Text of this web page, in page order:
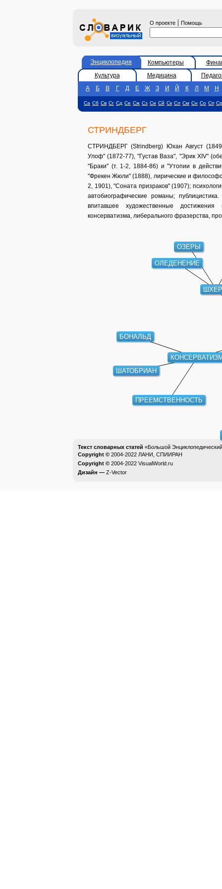
О проекте | Помощь
Энциклопедия Компьютеры
Культура
Медицина
А
Б В Г Д Е Ж З И Й К Л М Н
Са Сб Св Сг Сд Се Сж Сз Си Сй Ск Сл См Сн Со Сп Ср
СТРИНДБЕРГ
СТРИНДБЕРГ (Strindberg) Юхан Август
Улоф" (1872-77), "Густав Ваза", "Эрик XIV"
"Браки" (т. 1-2, 1884-86) и "Утопии в
"Фрекен Жюли" (1888), лирические и
2, 1901), "Соната призраков" (1907);
автобиографические романы;
впитавшее художественные достижения
консерватизма, либерального фразерства,
ОЛЕДЕНЕНИЕ
ОЗЕРЫ
БОНАЛЬД
ШАТОБРИАН
ПРЕЕМСТВЕННОСТЬ
Текст словарных статей «Большой
Copyright © 2004-2022 ЛАНИ, СПИИРАН
Copyright © 2004-2022 VisualWorld.ru
Дизайн — Z-Vector